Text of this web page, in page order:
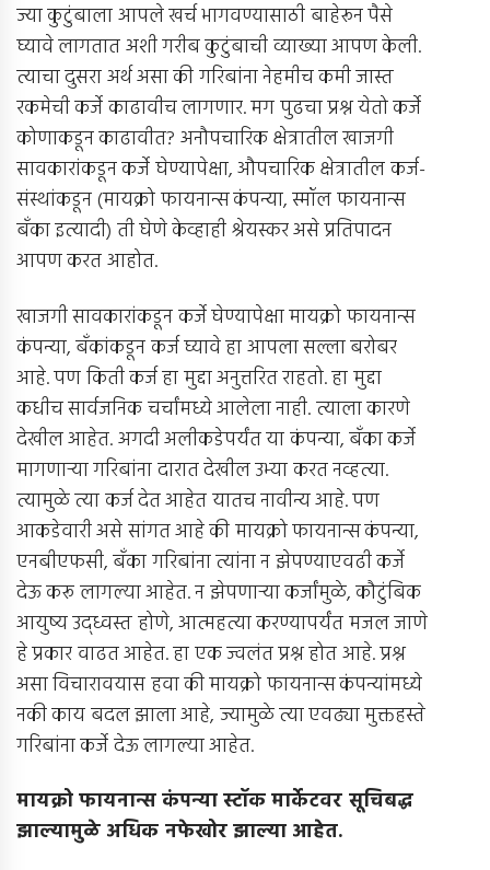
ज्या कुटुंबाला आपले खर्च भागवण्यासाठी बाहेरून पैसे
घ्यावे लागतात अशी गरीब कुटुंबाची व्याख्या आपण केली.
त्याचा दुसरा अर्थ असा की गरिबांना नेहमीच कमी जास्त
रकमेची कर्जे काढावीच लागणार. मग पुढचा प्रश्न येतो कर्जे
कोणाकडून काढावीत? अनौपचारिक क्षेत्रातील खाजगी
सावकारांकडून कर्जे घेण्यापेक्षा, औपचारिक क्षेत्रातील कर्ज-
संस्थांकडून (मायक्रो फायनान्स कंपन्या, स्मॉल फायनान्स
बँका इत्यादी) ती घेणे केव्हाही श्रेयस्कर असे प्रतिपादन
आपण करत आहोत.
खाजगी सावकारांकडून कर्जे घेण्यापेक्षा मायक्रो फायनान्स
कंपन्या, बँकांकडून कर्ज घ्यावे हा आपला सल्ला बरोबर
आहे. पण किती कर्ज हा मुद्दा अनुत्तरित राहतो. हा मुद्दा
कधीच सार्वजनिक चर्चांमध्ये आलेला नाही. त्याला कारणे
देखील आहेत. अगदी अलीकडेपर्यंत या कंपन्या, बँका कर्जे
मागणार्‍या गरिबांना दारात देखील उभ्या करत नव्हत्या.
त्यामुळे त्या कर्ज देत आहेत यातच नावीन्य आहे. पण
आकडेवारी असे सांगत आहे की मायक्रो फायनान्स कंपन्या,
एनबीएफसी, बँका गरिबांना त्यांना न झेपण्याएवढी कर्जे
देऊ करू लागल्या आहेत. न झेपणार्‍या कर्जांमुळे, कौटुंबिक
आयुष्य उद्ध्वस्त होणे, आत्महत्या करण्यापर्यंत मजल जाणे
हे प्रकार वाढत आहेत. हा एक ज्वलंत प्रश्न होत आहे. प्रश्न
असा विचारावयास हवा की मायक्रो फायनान्स कंपन्यांमध्ये
नकी काय बदल झाला आहे, ज्यामुळे त्या एवढ्या मुक्तहस्ते
गरिबांना कर्जे देऊ लागल्या आहेत.
मायक्रो फायनान्स कंपन्या स्टॉक मार्केटवर सूचिबद्ध
झाल्यामुळे अधिक नफेखोर झाल्या आहेत.